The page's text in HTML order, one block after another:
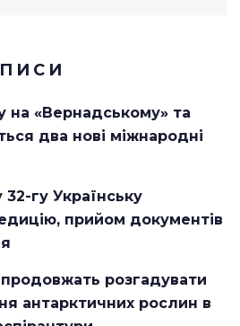
на «Вернадському» та
два нові міжнародні
гу Українську
прийом документів
розгадувати
антарктичних рослин в